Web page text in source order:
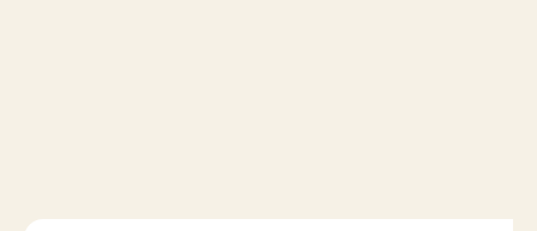
Filter op faciliteiten